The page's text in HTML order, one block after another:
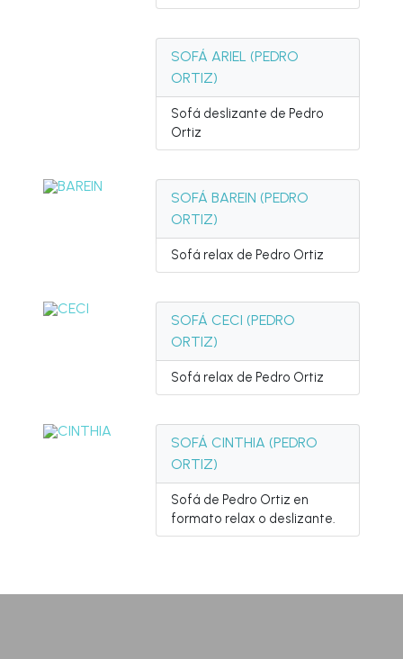
SOFÁ ARIEL (PEDRO
ORTIZ)
Sofá deslizante de Pedro
Ortiz
SOFÁ BAREIN (PEDRO
ORTIZ)
Sofá relax de Pedro Ortiz
SOFÁ CECI (PEDRO
ORTIZ)
Sofá relax de Pedro Ortiz
SOFÁ CINTHIA (PEDRO
ORTIZ)
Sofá de Pedro Ortiz en
formato relax o deslizante.